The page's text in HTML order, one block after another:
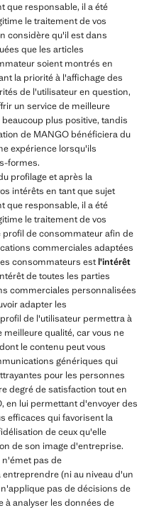
que responsable, il a été
le traitement de vos
considère qu'il est dans
que les articles
soient montrés en
la priorité à l'affichage des
de l'utilisateur en question,
un service de meilleure
plus positive, tandis
de MANGO bénéficiera du
expérience lorsqu'ils
formes.
profilage et après la
intérêts en tant que sujet
que responsable, il a été
le traitement de vos
de consommateur afin de
commerciales adaptées
consommateurs estl'intérêt
de toutes les parties
commerciales personnalisées
adapter les
de l'utilisateur permettra à
qualité, car vous ne
le contenu peut vous
génériques qui
pour les personnes
degré de satisfaction tout en
en lui permettant d'envoyer des
efficaces qui favorisent la
de ceux qu'elle
de son image d'entreprise.
n'émet pas de
(ni au niveau d'un
pas de décisions de
à analyser les données de